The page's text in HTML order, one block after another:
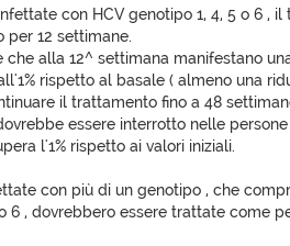
con HCV genotipo 1, 4, 5 o 6 ,
per 12 settimane.
che alla 12^ settimana manifestano
rispetto al basale ( almeno una
il trattamento fino a 48
essere interrotto nelle
l'1% rispetto ai valori iniziali.
con più di un genotipo , che
6 , dovrebbero essere trattate come